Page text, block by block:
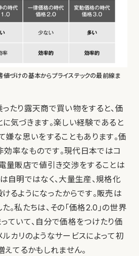
――値づけの基本からプライステックの最前線ま
たり露天商で買い物をすると、価
気づきます。楽しい経験であると
嫌な思いをすることもあります。価
効率なものです。現代日本ではコ
量販店で値引き交渉をすることは
自明ではなく、大量生産、規格化
るようになったからです。販売は
。私たちは、その「価格2.0」の世界
ていて、自分で価格をつけたり価
カリのようなサービスによって初
えてるかもしれません。